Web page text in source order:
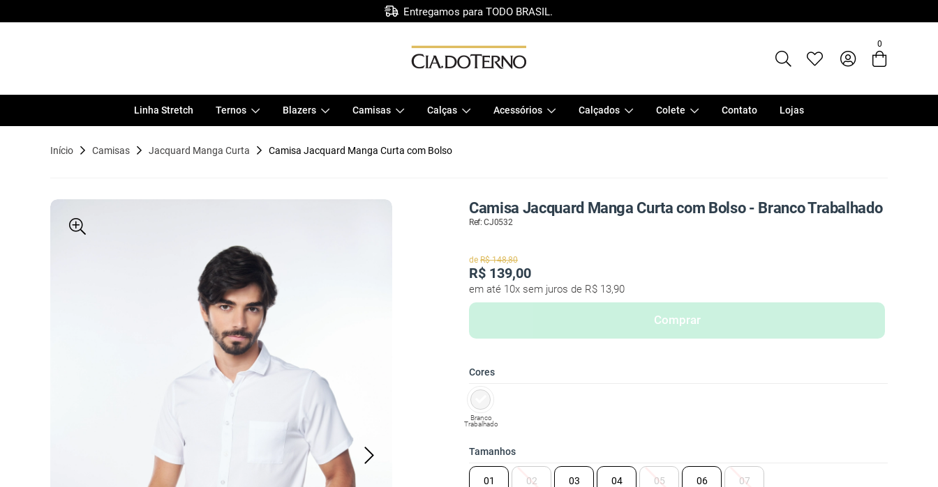
Entregamos para TODO BRASIL.
0
Linha Stretch Ternos Blazers Camisas Calças Acessórios Calçados Colete Contato Lojas
Início Camisas Jacquard Manga Curta Camisa Jacquard Manga Curta com Bolso
Camisa Jacquard Manga Curta com Bolso - Branco Trabalhado
Ref: CJ0532
de R$ 148,80
R$ 139,00
em até 10x sem juros de R$ 13,90
Comprar
Cores
Branco
Trabalhado
Tamanhos
01 02 03 04 05 06 07